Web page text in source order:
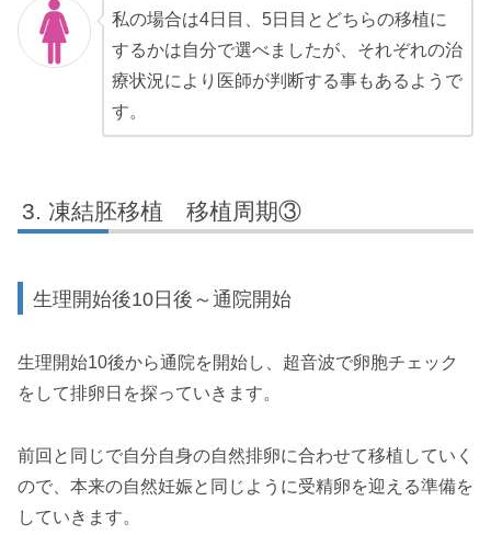
私の場合は4日目、5日目とどちらの移植に
するかは自分で選べましたが、それぞれの治
療状況により医師が判断する事もあるようで
す。
凍結胚移植 移植周期③
生理開始後10日後～通院開始
生理開始10後から通院を開始し、超音波で卵胞チェック
をして排卵日を探っていきます。
前回と同じで自分自身の自然排卵に合わせて移植していく
ので、本来の自然妊娠と同じように受精卵を迎える準備を
していきます。